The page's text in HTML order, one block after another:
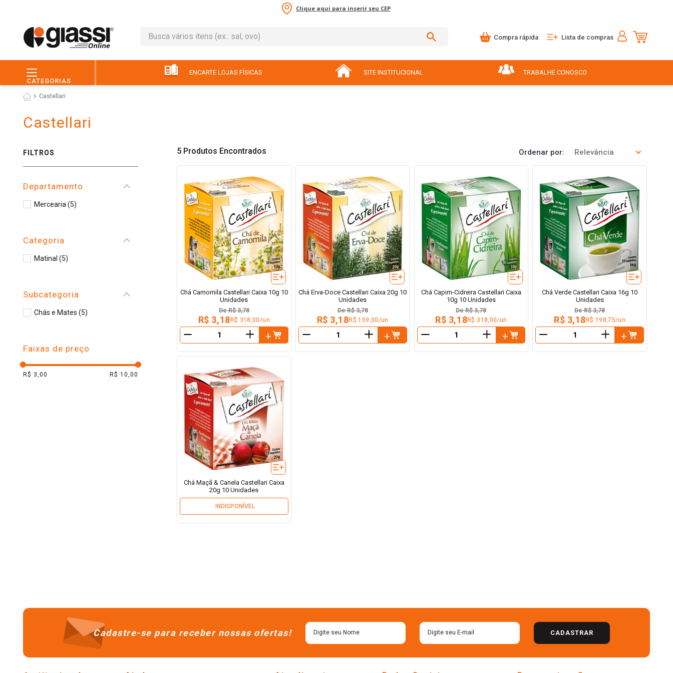
Clique aqui para inserir seu CEP
Busca vários itens (ex.: sal, ovo)
Compra rápida Lista de compras
CATEGORIAS
ENCARTE LOJAS FÍSICAS SITE INSTITUCIONAL TRABALHE CONOSCO
Castellari
Castellari
FILTROS
Departamento
Mercearia (5)
Categoria
Matinal (5)
Subcategoria
Chás e Mates (5)
Faixas de preço
R$ 3,00 R$ 10,00
5 Produtos Ordenar por Relevância
Chá Camomila Castellari Caixa 10g 10
Unidades
De R$ 3,78
R$ 3,18R$ 318,00/un
＋
Chá Erva-Doce Castellari Caixa 20g 10
Unidades
De R$ 3,78
R$ 3,18R$ 159,00/un
＋
Chá Capim-Cidreira Castellari Caixa
10g 10 Unidades
De R$ 3,78
R$ 3,18R$ 318,00/un
＋
Chá Verde Castellari Caixa 16g 10
Unidades
De R$ 3,78
R$ 3,18R$ 198,75/un
＋
Chá Maçã & Canela Castellari Caixa
20g 10 Unidades
INDISPONÍVEL
Cadastre-se para receber nossas ofertas! CADASTRAR
leite
iogurte
macarrão